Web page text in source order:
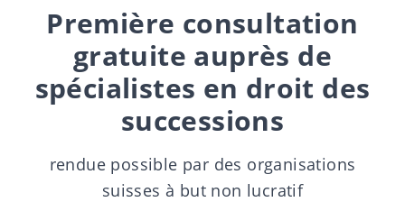
Première consultation
gratuite auprès de
spécialistes en droit des
successions
rendue possible par des organisations
suisses à but non lucratif